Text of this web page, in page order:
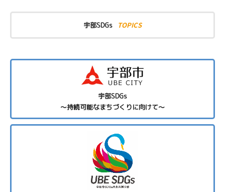
宇部SDGs TOPICS
宇部SDGs
～持続可能なまちづくりに向けて～